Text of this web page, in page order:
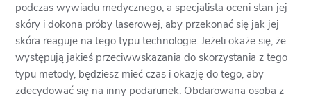
podczas wywiadu medycznego, a specjalista oceni stan jej
skóry i dokona próby laserowej, aby przekonać się jak jej
skóra reaguje na tego typu technologie. Jeżeli okaże się, że
występują jakieś przeciwwskazania do skorzystania z tego
typu metody, będziesz mieć czas i okazję do tego, aby
zdecydować się na inny podarunek. Obdarowana osoba z